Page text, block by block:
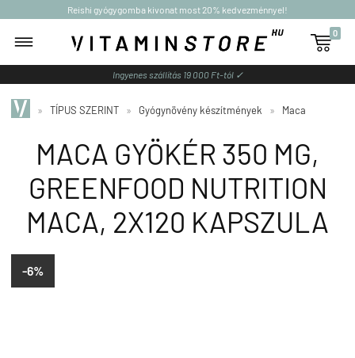
Reishi gyógygomba kivonat most 20% kedvezménnyel!

0
Ingyenes szállítás 19 000 Ft-tól ✓
» TÍPUS SZERINT » Gyógynövény készítmények » Maca
MACA GYÖKÉR 350 MG,
GREENFOOD NUTRITION
MACA, 2X120 KAPSZULA
-6%